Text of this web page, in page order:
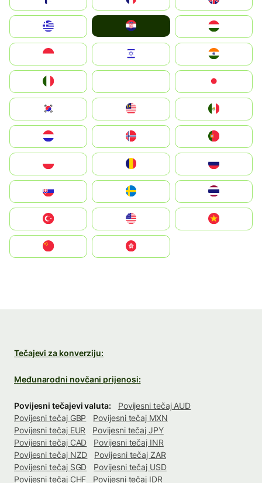
Magyarország
South Korea
United States
中國香港特別行政區
Tečajevi za konverziju:
Međunarodni novčani prijenosi:
Povijesni tečajevi valuta:
Povijesni tečaj AUD
Povijesni tečaj GBP
Povijesni tečaj MXN
Povijesni tečaj EUR
Povijesni tečaj JPY
Povijesni tečaj CAD
Povijesni tečaj INR
Povijesni tečaj NZD
Povijesni tečaj ZAR
Povijesni tečaj SGD
Povijesni tečaj USD
Povijesni tečaj CHF
Povijesni tečaj IDR